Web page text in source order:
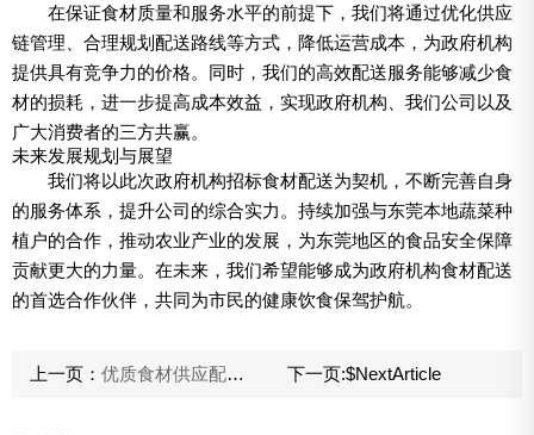
在保证食材质量和服务水平的前提下，我们将通过优化供应
链管理、合理规划配送路线等方式，降低运营成本，为政府机构
提供具有竞争力的价格。同时，我们的高效配送服务能够减少食
材的损耗，进一步提高成本效益，实现政府机构、我们公司以及
广大消费者的三方共赢。
未来发展规划与展望
我们将以此次政府机构招标食材配送为契机，不断完善自身
的服务体系，提升公司的综合实力。持续加强与东莞本地蔬菜种
植户的合作，推动农业产业的发展，为东莞地区的食品安全保障
贡献更大的力量。在未来，我们希望能够成为政府机构食材配送
的首选合作伙伴，共同为市民的健康饮食保驾护航。
上一页： 优质食材供应配送，为您的生活增添新鲜与健康 下一页:$NextArticle